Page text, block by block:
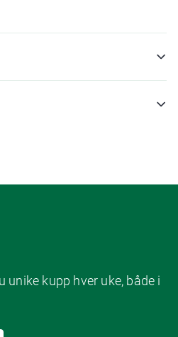
unike kupp hver uke, både i